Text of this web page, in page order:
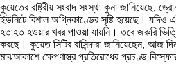
কুয়েতের রাষ্ট্রীয় সংবাদ সংস্থা কুনা জানিয়েছে,
ইউনিটে বিশাল অগ্নিকাণ্ডের সৃষ্টি হয়েছে। যদিও
হতাহত হওয়ার খবর পাওয়া যায়নি। তবে জরুরি
করছে। কুয়েত সিটির বাসিন্দারা জানিয়েছেন, আজ
মাঝআকাশে ক্ষেপণাস্ত্র প্রতিরোধের প্রচণ্ড